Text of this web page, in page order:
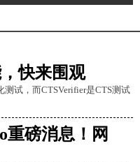
快来围观
试，而CTSVerifier是CTS测试
重磅消息！网